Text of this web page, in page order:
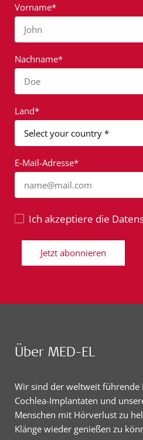
Vorname*
John
Nachname*
Doe
Land*
E-Mail-Adresse*
name@mail.com
Ich akzeptiere die
Jetzt abonnieren
Über MED-EL
Wir sind der weltweit führende
Cochlea-Implantaten und
Menschen mit Hörverlust zu
Klänge wieder genießen zu